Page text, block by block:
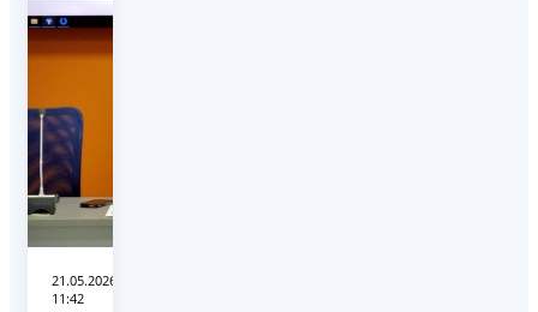
21.05.2026
11:42